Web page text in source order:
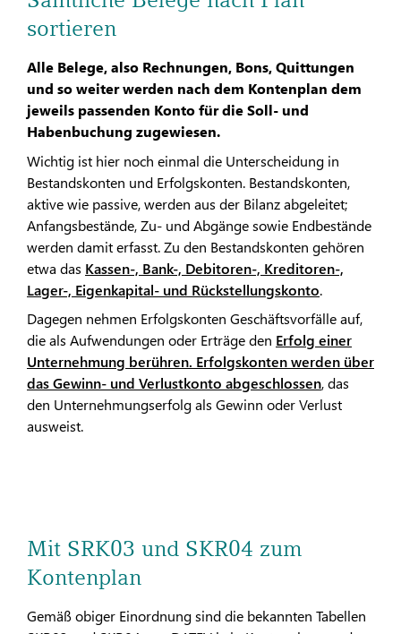
sortieren
Alle Belege, also Rechnungen, Bons, Quittungen
und so weiter werden nach dem Kontenplan dem
jeweils passenden Konto für die Soll- und
Habenbuchung zugewiesen.
Wichtig ist hier noch einmal die Unterscheidung in
Bestandskonten und Erfolgskonten. Bestandskonten,
aktive wie passive, werden aus der Bilanz abgeleitet;
Anfangsbestände, Zu- und Abgänge sowie Endbestände
werden damit erfasst. Zu den Bestandskonten gehören
etwa das Kassen-, Bank-, Debitoren-, Kreditoren-,
Lager-, Eigenkapital- und Rückstellungskonto.
Dagegen nehmen Erfolgskonten Geschäftsvorfälle auf,
die als Aufwendungen oder Erträge den Erfolg einer
Unternehmung berühren. Erfolgskonten werden über
das Gewinn- und Verlustkonto abgeschlossen, das
den Unternehmungserfolg als Gewinn oder Verlust
ausweist.
Mit SRK03 und SKR04 zum
Kontenplan
Gemäß obiger Einordnung sind die bekannten Tabellen